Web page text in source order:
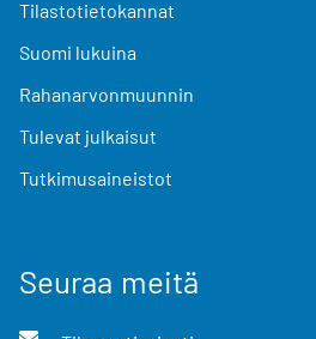
Tilastotietokannat
Suomi lukuina
Rahanarvonmuunnin
Tulevat julkaisut
Tutkimusaineistot
Seuraa meitä